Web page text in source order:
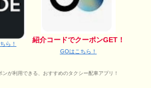
ら！
紹介コードでクーポンGET！
GOはこちら！
ンが利用できる、おすすめのタクシー配車アプリ！